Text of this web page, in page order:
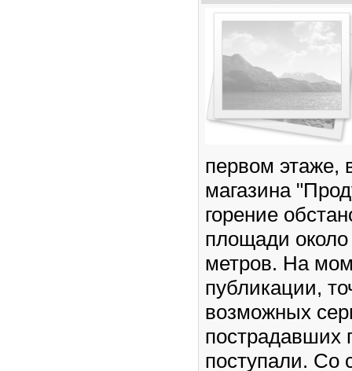
первом этаже,
магазина
горение
площади
метров. На
публикации,
возможных
пострадавших
поступали. Со